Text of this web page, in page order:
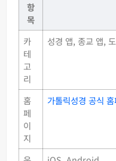
항
목
카
테
고
리
성경 앱, 종교 앱,
홈
페
이
지
가톨릭성경 공식